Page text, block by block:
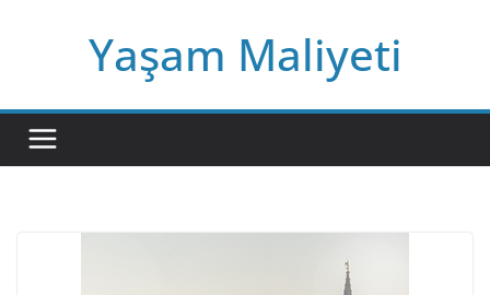
Yaşam Maliyeti